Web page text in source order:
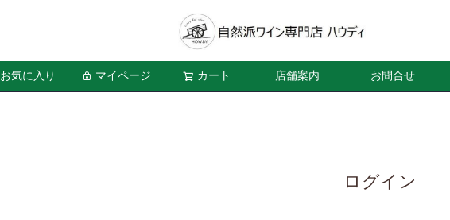
お気に入り マイページ カート 店舗案内 お問合せ
ログイン